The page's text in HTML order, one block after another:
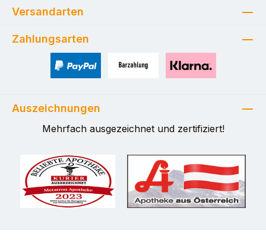
Versandarten
Zahlungsarten
Auszeichnungen
Mehrfach ausgezeichnet und zertifiziert!